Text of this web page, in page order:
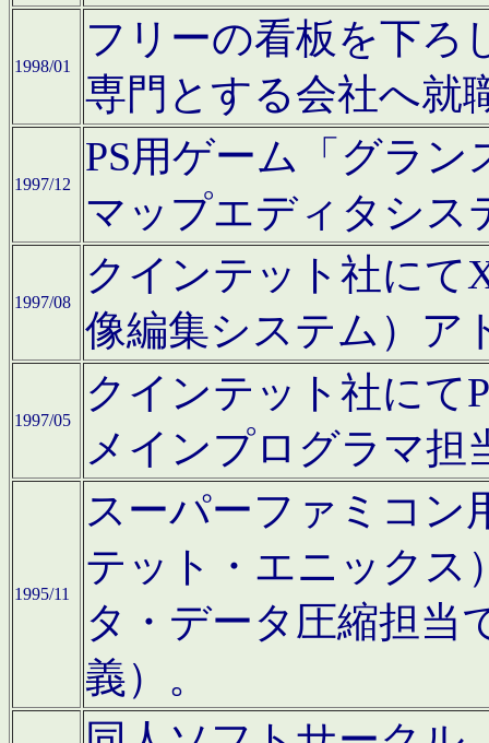
1998/01
フリーの看板を下ろ
専門とする会社へ就
1997/12
PS用ゲーム「グラン
マップエディタシス
1997/08
クインテット社にて
像編集システム）ア
1997/05
クインテット社にて
メインプログラマ担
1995/11
スーパーファミコン
テット・エニックス
タ・データ圧縮担当
義）。